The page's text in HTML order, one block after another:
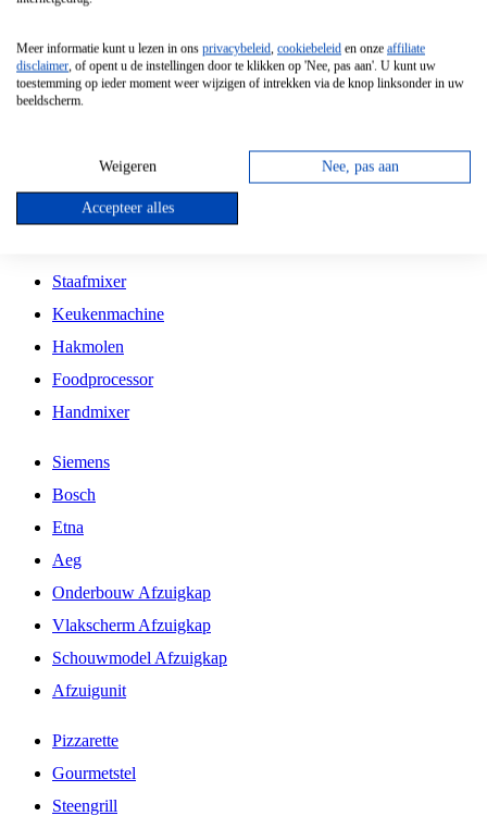
Vrijstaande Magnetron
Vrijstaande Kookplaat
Inbouw Gaskookplaat
Inbouw Keramische Kookplaat
Kookplaat Accessoires
Staafmixer
Keukenmachine
Hakmolen
Foodprocessor
Handmixer
Siemens
Bosch
Etna
Aeg
Onderbouw Afzuigkap
Vlakscherm Afzuigkap
Schouwmodel Afzuigkap
Afzuigunit
Pizzarette
Gourmetstel
Steengrill
Meer informatie kunt u lezen in ons privacybeleid, cookiebeleid en onze affiliate
disclaimer, of opent u de instellingen door te klikken op 'Nee, pas aan'. U kunt uw
toestemming op ieder moment weer wijzigen of intrekken via de knop linksonder in uw
beeldscherm.
Weigeren Nee, pas aan
Accepteer alles